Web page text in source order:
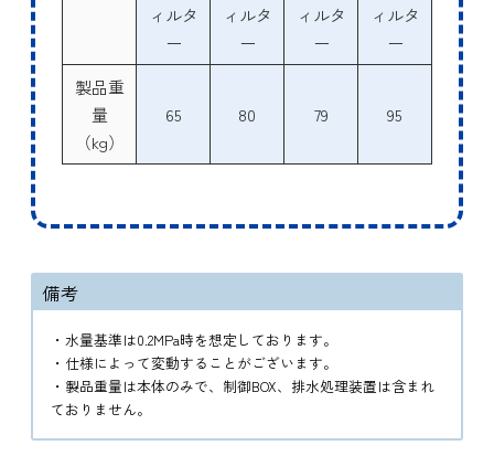
ィルタ
ー
ィルタ
ー
ィルタ
ー
ィルタ
ー
製品重
量
（kg）
65 80 79 95
備考
・水量基準は0.2MPa時を想定しております。
・仕様によって変動することがございます。
・製品重量は本体のみで、制御BOX、排水処理装置は含まれ
ておりません。